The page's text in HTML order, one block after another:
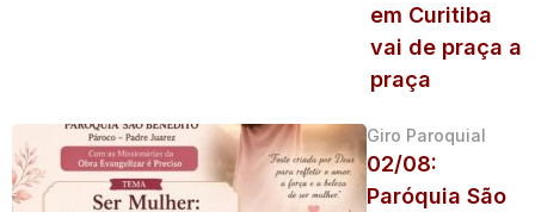
em Curitiba
vai de praça a
praça
Giro Paroquial
02/08:
Paróquia São